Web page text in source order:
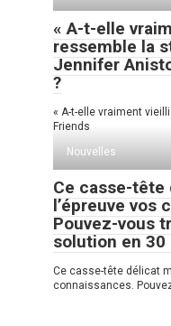
« A-t-elle
ressemble la
Jennifer
?
« A-t-elle vraiment
Friends
Nouvelles
Ce casse-
l’épreuve vos
Pouvez-vous
solution en 30
Ce casse-tête délicat
connaissances.